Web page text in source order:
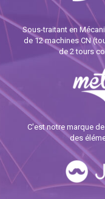
Sous-traitant en
de 12 machines CN
de 2 tours
C'est notre marque
des